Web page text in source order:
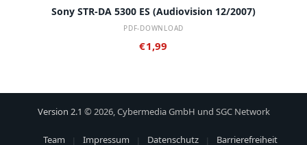
Sony STR-DA 5300 ES (audiovision 12/2007)
PDF-DOWNLOAD
€1,99
Version 2.1 © 2026, Cybermedia GmbH und SGC Network
Team Impressum Datenschutz Barrierefreiheit